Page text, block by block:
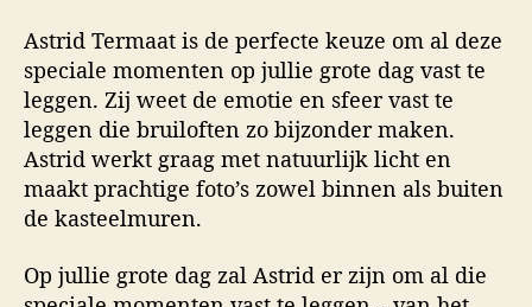
Astrid Termaat is de perfecte keuze om al deze
speciale momenten op jullie grote dag vast te
leggen. Zij weet de emotie en sfeer vast te
leggen die bruiloften zo bijzonder maken.
Astrid werkt graag met natuurlijk licht en
maakt prachtige foto’s zowel binnen als buiten
de kasteelmuren.
Op jullie grote dag zal Astrid er zijn om al die